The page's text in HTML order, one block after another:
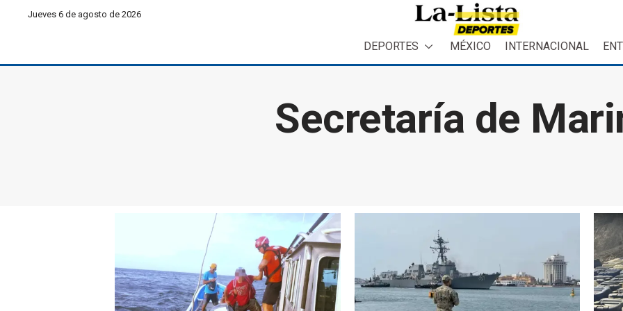
Jueves 6 de agosto de 2026
DEPORTES MÉXICO INTERNACIONAL
Secretaría de